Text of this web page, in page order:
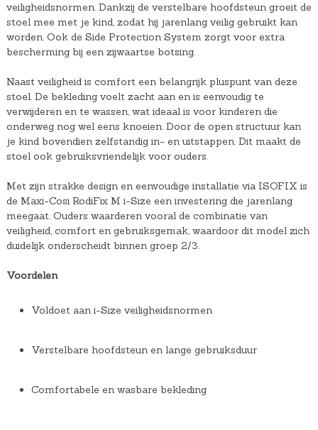
veiligheidsnormen. Dankzij de verstelbare hoofdsteun groeit de
stoel mee met je kind, zodat hij jarenlang veilig gebruikt kan
worden. Ook de Side Protection System zorgt voor extra
bescherming bij een zijwaartse botsing.
Naast veiligheid is comfort een belangrijk pluspunt van deze
stoel. De bekleding voelt zacht aan en is eenvoudig te
verwijderen en te wassen, wat ideaal is voor kinderen die
onderweg nog wel eens knoeien. Door de open structuur kan
je kind bovendien zelfstandig in- en uitstappen. Dit maakt de
stoel ook gebruiksvriendelijk voor ouders.
Met zijn strakke design en eenvoudige installatie via ISOFIX is
de Maxi-Cosi RodiFix M i-Size een investering die jarenlang
meegaat. Ouders waarderen vooral de combinatie van
veiligheid, comfort en gebruiksgemak, waardoor dit model zich
duidelijk onderscheidt binnen groep 2/3.
Voordelen
Voldoet aan i-Size veiligheidsnormen
Verstelbare hoofdsteun en lange gebruiksduur
Comfortabele en wasbare bekleding